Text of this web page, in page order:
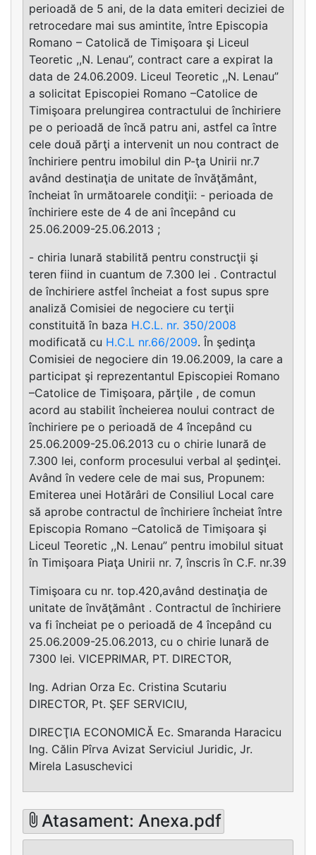
perioadă de 5 ani, de la data emiteri deciziei de
retrocedare mai sus amintite, între Episcopia
Romano – Catolică de Timişoara şi Liceul
Teoretic ,,N. Lenau”, contract care a expirat la
data de 24.06.2009. Liceul Teoretic ,,N. Lenau”
a solicitat Episcopiei Romano –Catolice de
Timişoara prelungirea contractului de închiriere
pe o perioadă de încă patru ani, astfel ca între
cele două părţi a intervenit un nou contract de
închiriere pentru imobilul din P-ţa Unirii nr.7
având destinaţia de unitate de învăţământ,
încheiat în următoarele condiţii: - perioada de
închiriere este de 4 de ani începând cu
25.06.2009-25.06.2013 ;
- chiria lunară stabilită pentru construcţii şi
teren fiind in cuantum de 7.300 lei . Contractul
de închiriere astfel încheiat a fost supus spre
analiză Comisiei de negociere cu terţii
constituită în baza H.C.L. nr. 350/2008
modificată cu H.C.L nr.66/2009. În şedinţa
Comisiei de negociere din 19.06.2009, la care a
participat şi reprezentantul Episcopiei Romano
–Catolice de Timişoara, părţile , de comun
acord au stabilit încheierea noului contract de
închiriere pe o perioadă de 4 începând cu
25.06.2009-25.06.2013 cu o chirie lunară de
7.300 lei, conform procesului verbal al şedinţei.
Având în vedere cele de mai sus, Propunem:
Emiterea unei Hotărâri de Consiliul Local care
să aprobe contractul de închiriere încheiat între
Episcopia Romano –Catolică de Timişoara şi
Liceul Teoretic ,,N. Lenau” pentru imobilul situat
în Timişoara Piaţa Unirii nr. 7, înscris în C.F. nr.39
Timişoara cu nr. top.420,având destinaţia de
unitate de învăţământ . Contractul de închiriere
va fi încheiat pe o perioadă de 4 începând cu
25.06.2009-25.06.2013, cu o chirie lunară de
7300 lei. VICEPRIMAR, PT. DIRECTOR,
Ing. Adrian Orza Ec. Cristina Scutariu
DIRECTOR, Pt. ŞEF SERVICIU,
DIRECŢIA ECONOMICĂ Ec. Smaranda Haracicu
Ing. Călin Pîrva Avizat Serviciul Juridic, Jr.
Mirela Lasuschevici
Atasament: Anexa.pdf